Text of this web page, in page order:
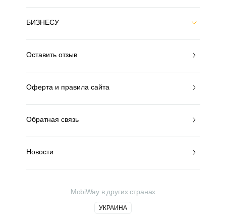
БИЗНЕСУ
Оставить отзыв
Оферта и правила сайта
Обратная связь
Новости
MobiWay в других странах
УКРАИНА